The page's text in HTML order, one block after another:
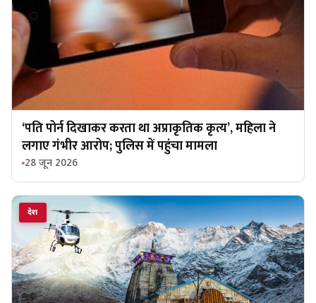
‘पति पोर्न दिखाकर करता था अप्राकृतिक कृत्य’, महिला ने
लगाए गंभीर आरोप; पुलिस में पहुंचा मामला
28 जून 2026
देश